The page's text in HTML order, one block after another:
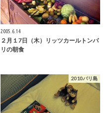
2005.6.14
２月１7日（木）リッツカールトンバ
リの朝食
2010バリ島